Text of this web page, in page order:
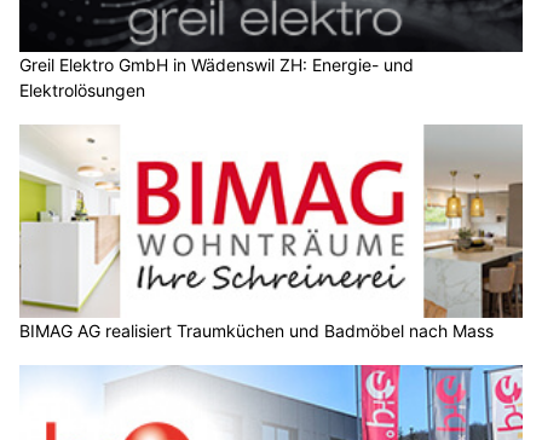
Greil Elektro GmbH in Wädenswil ZH: Energie- und
Elektrolösungen
BIMAG AG realisiert Traumküchen und Badmöbel nach Mass